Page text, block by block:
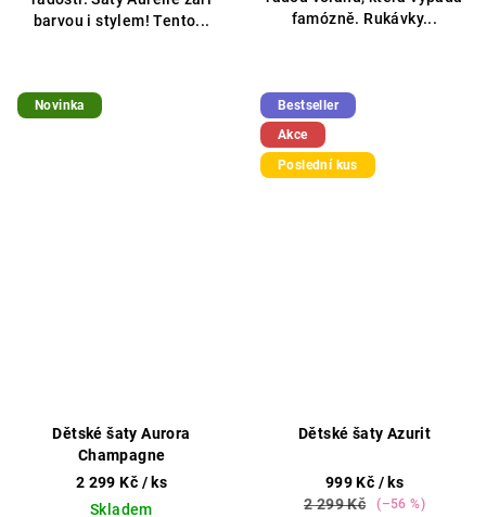
barvou i stylem! Tento...
famózně. Rukávky...
Novinka
Dětské šaty Aurora
Champagne
2 299 Kč / ks
Skladem
Bestseller
Akce
Poslední kus
Dětské šaty Azurit
999 Kč / ks
2 299 Kč
(–56 %)